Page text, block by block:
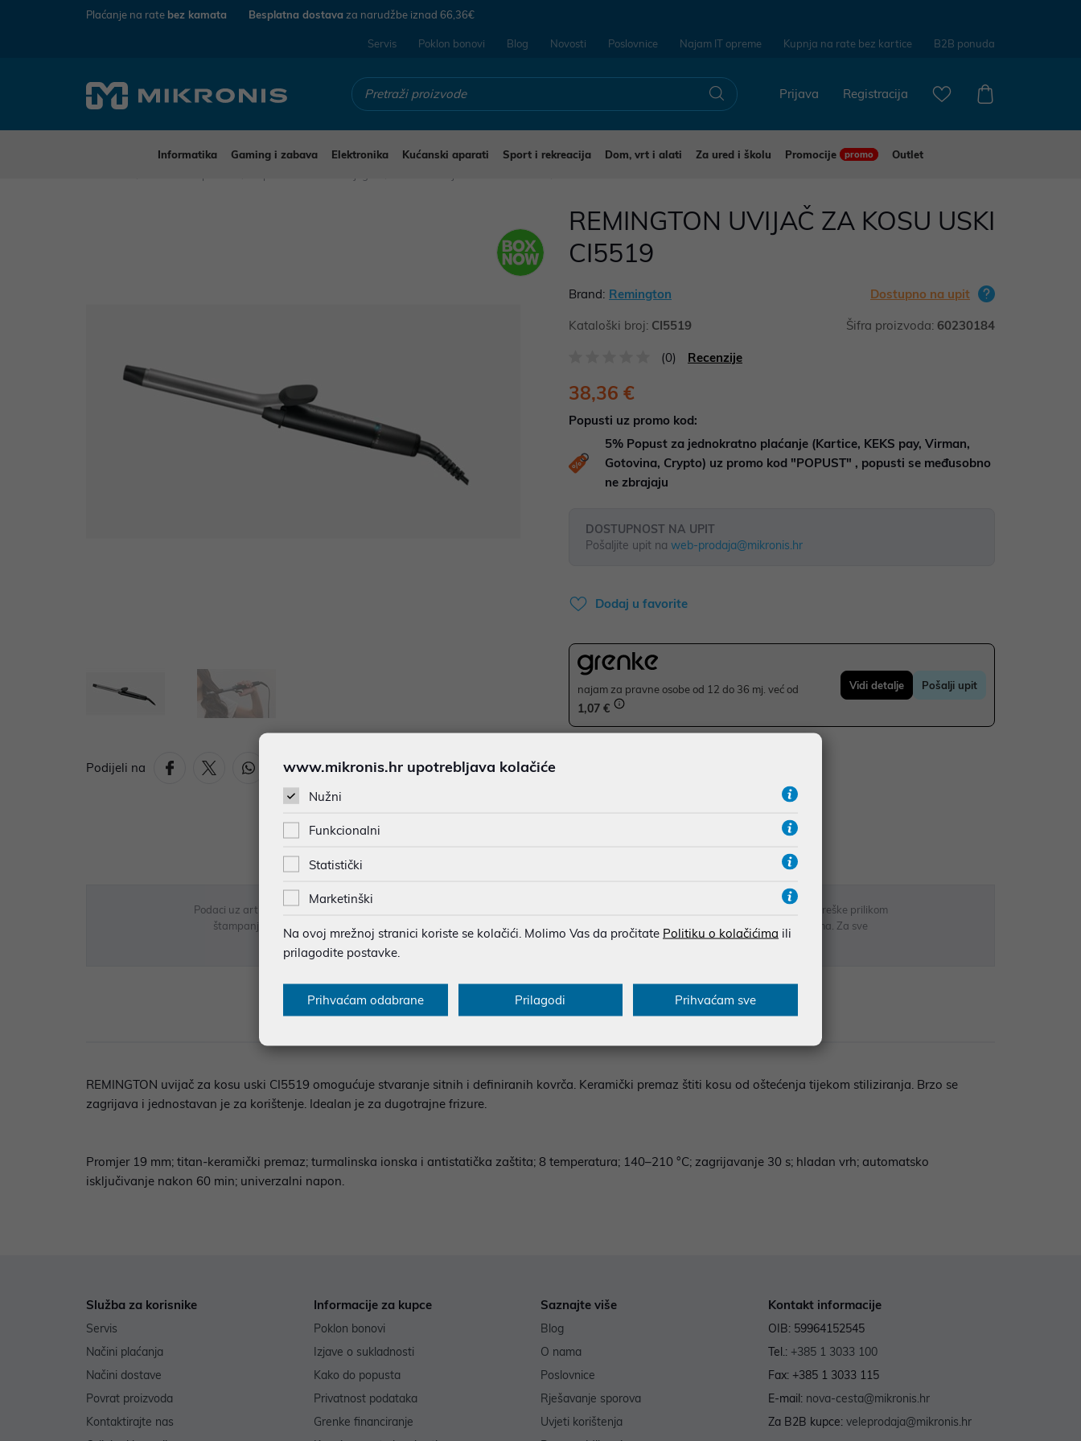
Plaćanje na rate bez kamata Besplatna dostava za narudžbe iznad 66,36€
Servis Poklon bonovi Blog Novosti Poslovnice Najam IT opreme Kupnja na rate bez kartice B2B ponuda
Registracija
Prijava
Informatika Gaming i zabava Elektronika Kućanski aparati Sport i rekreacija Dom, vrt i alati Za ured i školu Promocije promo
Outlet
Podijeli na Ispiši proizvod
REMINGTON UVIJAČ ZA KOSU USKI
CI5519
Brand: Remington Dostupno na upit
Kataloški broj: CI5519 Šifra proizvoda: 60230184
(0) Recenzije
38,36 €
Popusti uz promo kod:
5% Popust za jednokratno plaćanje (Kartice, KEKS pay, Virman,
Gotovina, Crypto) uz promo kod "POPUST" , popusti se međusobno
ne zbrajaju
DOSTUPNOST NA UPIT
Pošaljite upit na web-prodaja@mikronis.hr
Dodaj u favorite
najam za pravne osobe od 12 do 36 mj. već od
1,07 €
Vidi detalje Pošalji upit
BESPLATNA DOSTAVA ZA NARUDŽBE IZNAD 66,36€
Podaci uz artikle su prezentirani u dobroj namjeri. Mikronis d.o.o. ne odgovara za eventualne pogreške nastale u opisu proizvoda, greške prilikom
štampanja te promjene u dostupnosti i cijene. Slike artikala su ilustrativne prirode te ne moraju u potpunosti odgovarati artiklima. Za sve
eventualne nejasnoće možete nas kontaktirati naweb-prodaja@mikronis.hr
REMINGTON uvijač za kosu uski CI5519 omogućuje stvaranje sitnih i definiranih kovrča. Keramički premaz štiti kosu od oštećenja tijekom stiliziranja. Brzo se
zagrijava i jednostavan je za korištenje. Idealan je za dugotrajne frizure.
Promjer 19 mm; titan-keramički premaz; turmalinska ionska i antistatička zaštita; 8 temperatura; 140–210 °C; zagrijavanje 30 s; hladan vrh; automatsko
isključivanje nakon 60 min; univerzalni napon.
Služba za korisnike
Servis
Načini plaćanja
Načini dostave
Povrat proizvoda
Kontaktirajte nas
Informacije za kupce
Poklon bonovi
Izjave o sukladnosti
Kako do popusta
Privatnost podataka
Grenke financiranje
Saznajte više
Blog
O nama
Poslovnice
Rješavanje sporova
Uvjeti korištenja
Kontakt informacije
OIB: 59964152545
Tel.: +385 1 3033 100
Fax: +385 1 3033 115
E-mail: nova-cesta@mikronis.hr
Za B2B kupce: veleprodaja@mikronis.hr
www.mikronis.hr upotrebljava kolačiće
Nužni
Funkcionalni
Statistički
Marketinški
Na ovoj mrežnoj stranici koriste se kolačići. Molimo Vas da pročitate Politiku o kolačićima ili
prilagodite postavke.
Prihvaćam odabrane Prilagodi Prihvaćam sve